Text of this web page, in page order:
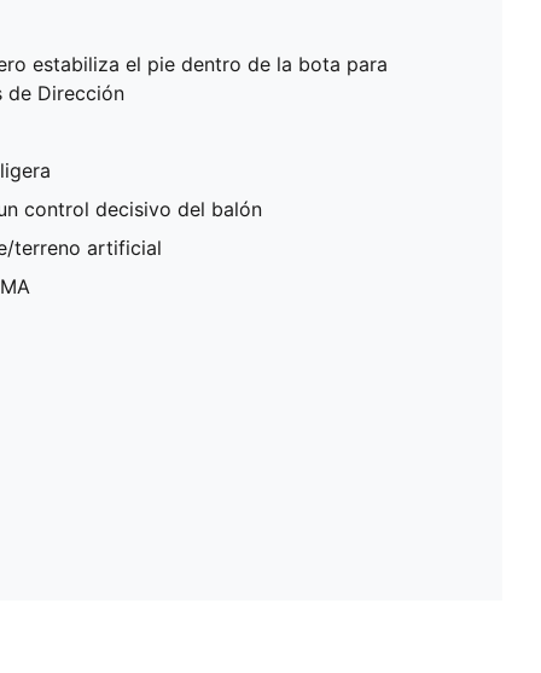
estabiliza el pie dentro de la bota para
de Dirección
control decisivo del balón
terreno artificial